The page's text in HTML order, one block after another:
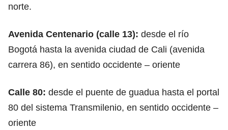
norte.
Avenida Centenario (calle 13): desde el río
Bogotá hasta la avenida ciudad de Cali (avenida
carrera 86), en sentido occidente – oriente
Calle 80: desde el puente de guadua hasta el portal
80 del sistema Transmilenio, en sentido occidente –
oriente